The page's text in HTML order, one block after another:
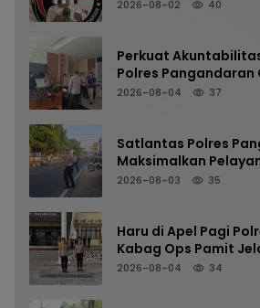
2026-08-02 40
Perkuat
Polres Pangandaran
Pemeriksaan Senpi
2026-08-04 37
Satlantas Polres
Maksimalkan
Kelancaran Arus
2026-08-03 35
Haru di Apel Pagi
Kabag Ops Pamit
2026-08-04 34